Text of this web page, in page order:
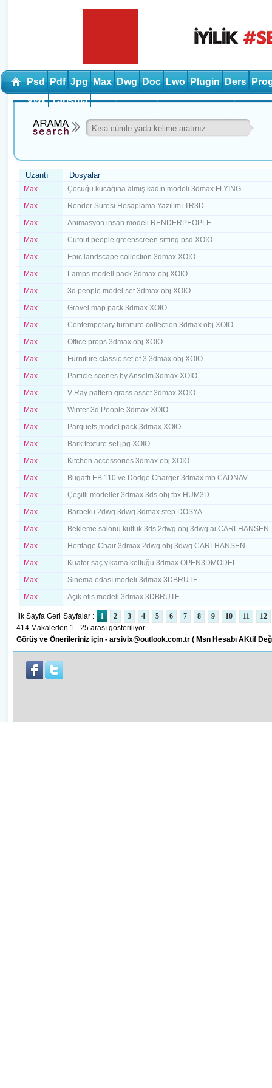
Psd Pdf Jpg Max Dwg Doc Lwo Plugin Ders
Vwx Yarışma
Uzantı Dosyalar
Max
Çocuğu kucağına almış kadın modeli 3dmax FLYING
Max
Render Süresi Hesaplama Yazılımı TR3D
Max
Animasyon insan modeli RENDERPEOPLE
Max
Cutout people greenscreen sitting psd XOIO
Max
Epic landscape collection 3dmax XOIO
Max
Lamps modell pack 3dmax obj XOIO
Max
3d people model set 3dmax obj XOIO
Max
Gravel map pack 3dmax XOIO
Max
Contemporary furniture collection 3dmax obj XOIO
Max
Office props 3dmax obj XOIO
Max
Furniture classic set of 3 3dmax obj XOIO
Max
Particle scenes by Anselm 3dmax XOIO
Max
V-Ray pattern grass asset 3dmax XOIO
Max
Winter 3d People 3dmax XOIO
Max
Parquets,model pack 3dmax XOIO
Max
Bark texture set jpg XOIO
Max
Kitchen accessories 3dmax obj XOIO
Max
Bugatti EB 110 ve Dodge Charger 3dmax mb CADNAV
Max
Çeşitli modeller 3dmax 3ds obj fbx HUM3D
Max
Barbekü 2dwg 3dwg 3dmax step DOSYA
Max
Bekleme salonu kultuk 3ds 2dwg obj 3dwg ai CARLHANSEN
Max
Heritage Chair 3dmax 2dwg obj 3dwg CARLHANSEN
Max
Kuaför saç yıkama koltuğu 3dmax OPEN3DMODEL
Max
Sinema odası modeli 3dmax 3DBRUTE
Max
Açık ofis modeli 3dmax 3DBRUTE
İlk Sayfa Geri Sayfalar : 1 2 3 4 5 6 7 8 9 10 11
12
414 Makaleden 1 - 25 arası gösteriliyor
Görüş ve Önerileriniz için - arsivix@outlook.com.tr ( Msn Hesabı AKtif